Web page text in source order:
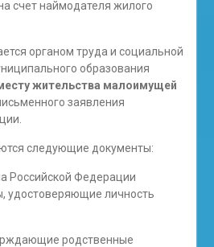
счет наймодателя жилого
органом труда и социальной
образования
жительства малоимущей
заявления
следующие документы:
Российской Федерации
удостоверяющие личность
родственные